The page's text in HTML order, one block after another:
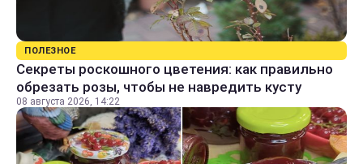
ПОЛЕЗНОЕ
Секреты роскошного цветения: как правильно
обрезать розы, чтобы не навредить кусту
08 августа 2026, 14:22